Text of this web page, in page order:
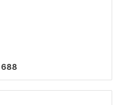
688